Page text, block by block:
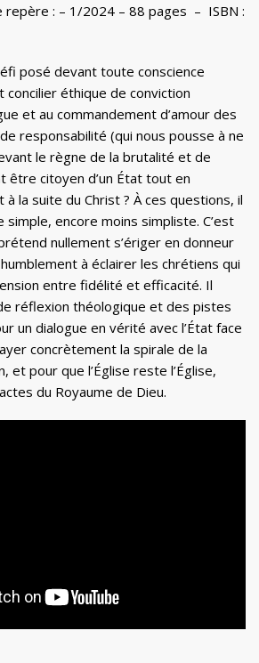
repère : – 1/2024 – 88 pages – ISBN :
posé devant toute conscience
concilier éthique de conviction
et au commandement d’amour des
responsabilité (qui nous pousse à ne
le règne de la brutalité et de
être citoyen d’un État tout en
la suite du Christ ? À ces questions, il
simple, encore moins simpliste. C’est
nullement s’ériger en donneur
à éclairer les chrétiens qui
entre fidélité et efficacité. Il
réflexion théologique et des pistes
un dialogue en vérité avec l’État face
concrètement la spirale de la
et pour que l’Église reste l’Église,
du Royaume de Dieu.